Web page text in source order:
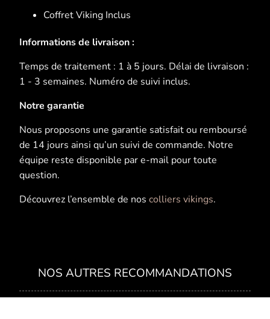
Coffret Viking Inclus
Informations de livraison :
Temps de traitement : 1 à 5 jours. Délai de livraison :
1 - 3 semaines. Numéro de suivi inclus.
Notre garantie
Nous proposons une garantie satisfait ou remboursé
de 14 jours ainsi qu’un suivi de commande. Notre
équipe reste disponible par e-mail pour toute
question.
Découvrez l’ensemble de nos colliers vikings.
NOS AUTRES RECOMMANDATIONS